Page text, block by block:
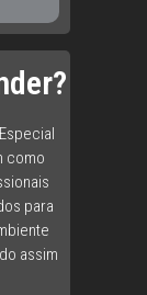
como
para
assim